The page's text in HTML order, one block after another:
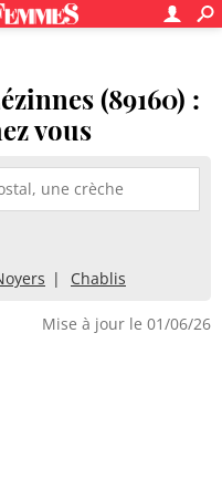
(89160) :
vous
Chablis
Mise à jour le 01/06/26